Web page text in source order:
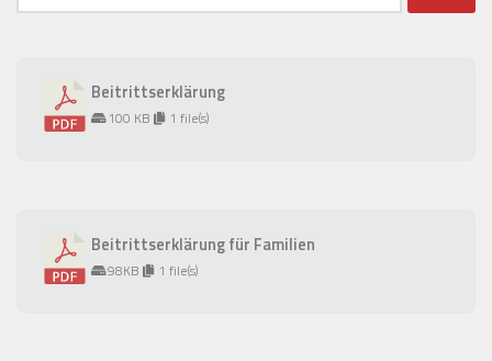
nach:
Beitrittserklärung
100 KB 1 file(s)
Beitrittserklärung für Familien
98KB 1 file(s)